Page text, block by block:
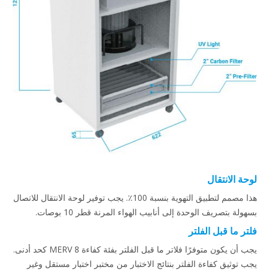
لوحة الانتقال
هذا مصمم لتطبيق التهوية بنسبة 100٪. يجب توفير لوحة الانتقال للاتصال
بسهولة بتصريف الوحدة إلى أنابيب الهواء المرنة قطر 10 بوصات.
فلتر ما قبل الفلتر
يجب أن يكون متوفرًا فلاتر ما قبل الفلتر بفئة كفاءة MERV 8 كحد أدنى.
يجب توثيق كفاءة الفلتر بنتائج الاختبار من مختبر اختبار مستقل وغير